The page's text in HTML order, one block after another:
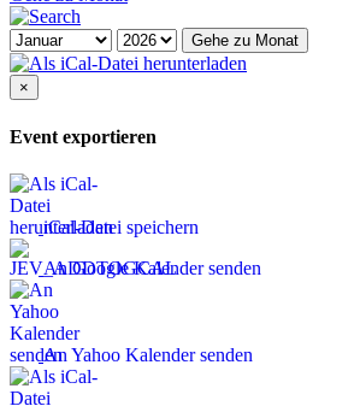
Gehe zu Monat
×
Event exportieren
iCal-Datei speichern
An Google Kalender senden
An Yahoo Kalender senden